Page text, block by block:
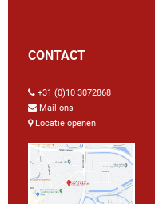
CONTACT
+31 (0)10 3072868
Mail ons
Locatie openen